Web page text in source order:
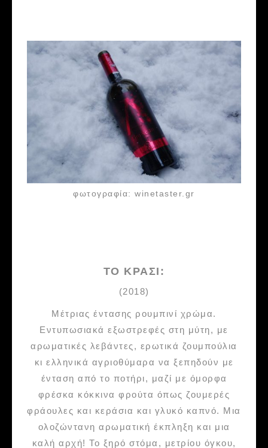
φωτογραφία: winetaster.gr
ΤΟ ΚΡΑΣΙ:
(2018)
Μέτριας έντασης ρουμπινί χρώμα.
Εντυπωσιακά εξωστρεφές στη μύτη, με
αρωματικές λεβάντες, ερωτικά ζουμπούλια
κι ελληνικά αγριοθύμαρα να ξεπηδούν με
ένταση από το ποτήρι, μαζί με όμορφα
φρέσκα κόκκινα φρούτα όπως ζουμερές
φράουλες και κεράσια και γλυκό καπνό. Μια
ολοζώντανη αρωματική έκπληξη και μια
καλή αρχή! Το ξηρό στόμα, μετρίου όγκου,